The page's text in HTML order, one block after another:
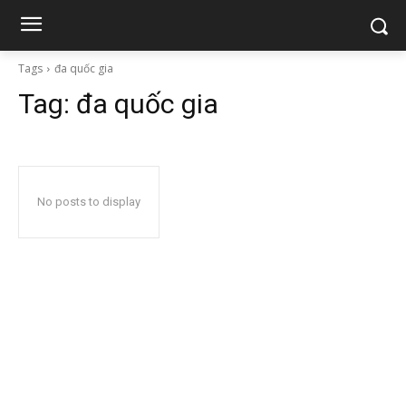
Tags đa quốc gia
Tag: đa quốc gia
No posts to display